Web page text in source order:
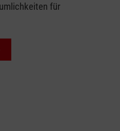
für